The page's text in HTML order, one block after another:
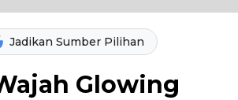
Jadikan Sumber Pilihan
Glowing